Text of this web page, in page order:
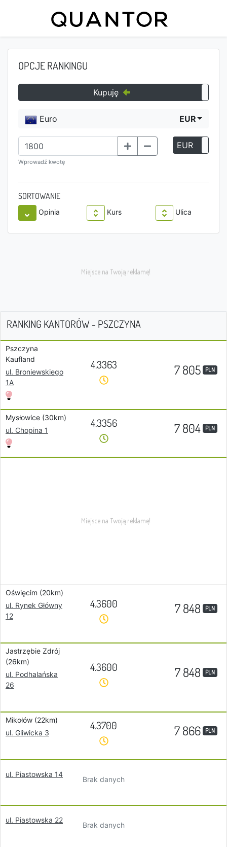
OPCJE RANKINGU
Kupuję
Euro EUR
Wprowadź kwotę
EUR
SORTOWANIE
Opinia Kurs Ulica
RANKING KANTORÓW - PSZCZYNA
Pszczyna
Kaufland
ul. Broniewskiego
1A
4.3363 7 805 PLN
Mysłowice (30km)
ul. Chopina 1
4.3356 7 804 PLN
Oświęcim (20km)
ul. Rynek Główny
12
4.3600 7 848 PLN
Jastrzębie Zdrój
(26km)
ul. Podhalańska
26
4.3600 7 848 PLN
Mikołów (22km)
ul. Gliwicka 3
4.3700 7 866 PLN
ul. Piastowska 14
Brak danych
ul. Piastowska 22
Brak danych